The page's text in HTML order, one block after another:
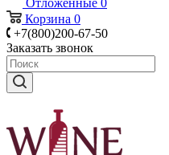
Отложенные 0
Корзина 0
+7(800)200-67-50
Заказать звонок